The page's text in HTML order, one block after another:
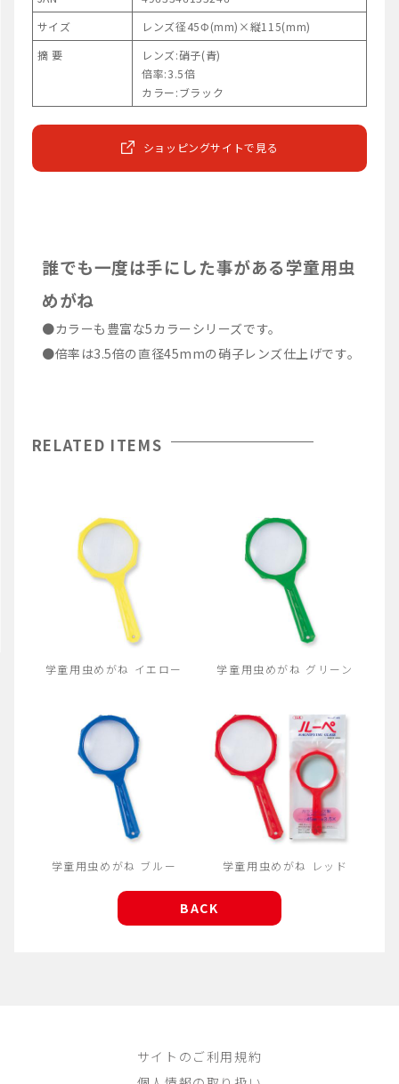
サイズ
レンズ径45Φ(mm)×縦115(mm)
摘 要
レンズ:硝子(青)
倍率:3.5倍
カラー:ブラック
ショッピングサイトで見る
誰でも一度は手にした事がある学童用虫
めがね
●カラーも豊富な5カラーシリーズです。
●倍率は3.5倍の直径45mmの硝子レンズ仕上げです。
RELATED ITEMS
学童用虫めがね イエロー 学童用虫めがね グリーン
学童用虫めがね ブルー 学童用虫めがね レッド
BACK
サイトのご利用規約